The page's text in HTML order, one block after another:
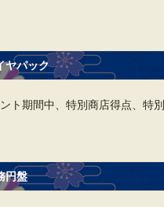
ヤパック
ト期間中、特別商店得点、特
円盤